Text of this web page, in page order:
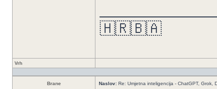
🇭🇷🇧🇦
Vrh
Brane Naslov: Re: Umjetna inteligencija - ChatGPT, Grok,